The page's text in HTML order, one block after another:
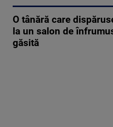
O tânără care
la un salon de
găsită